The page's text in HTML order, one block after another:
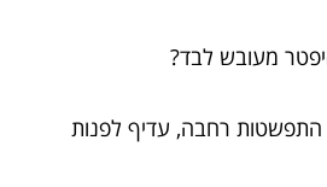
מעובש לבד?
רחבה, עדיף לפנות